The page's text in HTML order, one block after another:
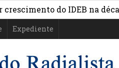
do IDEB na década
Expediente